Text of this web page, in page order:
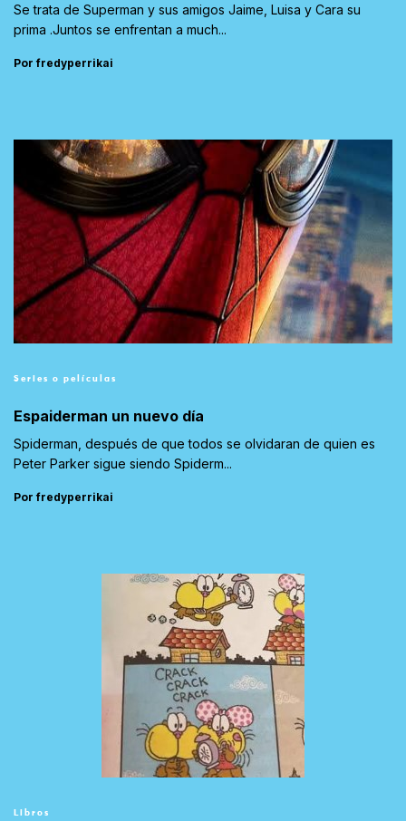
Se trata de Superman y sus amigos Jaime, Luisa y Cara su
prima .Juntos se enfrentan a much...
Por fredyperrikai
Series o películas
Espaiderman un nuevo día
Spiderman, después de que todos se olvidaran de quien es
Peter Parker sigue siendo Spiderm...
Por fredyperrikai
Libros